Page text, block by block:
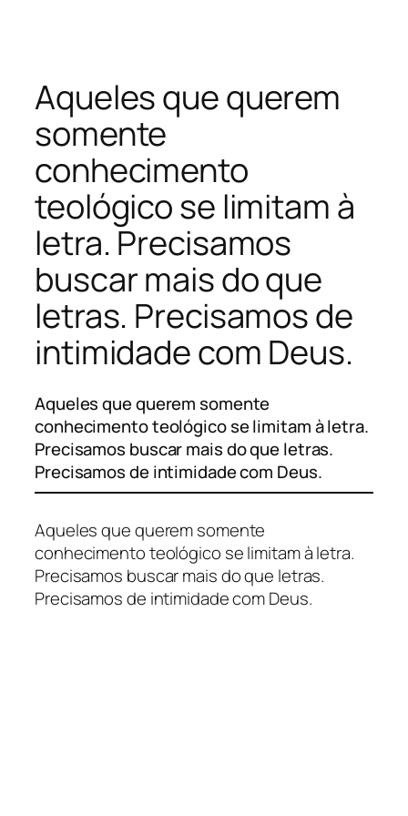
conteúdo
Aqueles que querem
somente
conhecimento
teológico se limitam à
letra. Precisamos
buscar mais do que
letras. Precisamos de
intimidade com Deus.
Aqueles que querem somente
conhecimento teológico se limitam à letra.
Precisamos buscar mais do que letras.
Precisamos de intimidade com Deus.
Aqueles que querem somente
conhecimento teológico se limitam à letra.
Precisamos buscar mais do que letras.
Precisamos de intimidade com Deus.